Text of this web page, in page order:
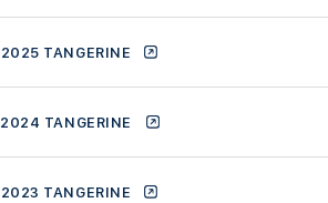
2025 TANGERINE
2024 TANGERINE
2023 TANGERINE